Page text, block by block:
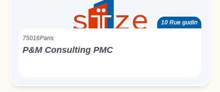
10 Rue gudin
75016Paris
P&M Consulting PMC